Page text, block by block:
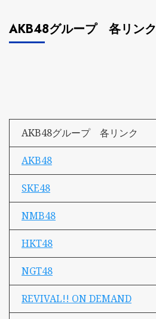
AKB48グループ 各リンク
AKB48グループ 各リンク
AKB48
SKE48
NMB48
HKT48
NGT48
REVIVAL!! ON DEMAND